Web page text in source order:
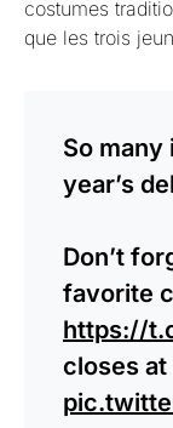
costumes
que les trois
So
year’s
Don’t
favorite
https://
closes at